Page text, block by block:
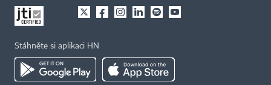
Stáhněte si aplikaci HN